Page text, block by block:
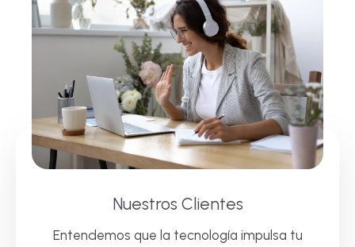
Nuestros Clientes
Entendemos que la tecnología impulsa tu